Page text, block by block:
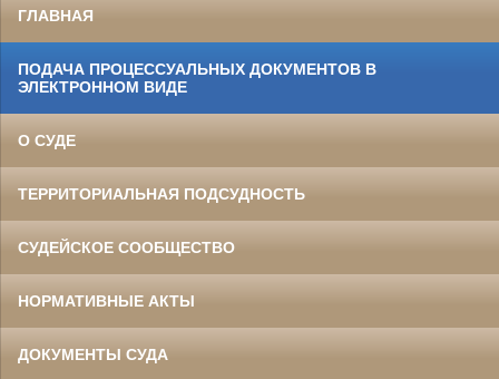
ГЛАВНАЯ
ПОДАЧА ПРОЦЕССУАЛЬНЫХ ДОКУМЕНТОВ В
ЭЛЕКТРОННОМ ВИДЕ
О СУДЕ
ТЕРРИТОРИАЛЬНАЯ ПОДСУДНОСТЬ
СУДЕЙСКОЕ СООБЩЕСТВО
НОРМАТИВНЫЕ АКТЫ
ДОКУМЕНТЫ СУДА